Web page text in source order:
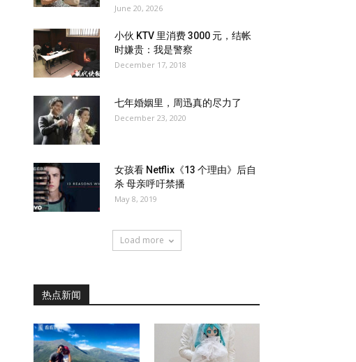
June 20, 2026
小伙 KTV 里消费 3000 元，结帐
时嫌贵：我是警察
December 17, 2018
七年婚姻里，周迅真的尽力了
December 23, 2020
女孩看 Netflix《13 个理由》后自
杀 母亲呼吁禁播
May 8, 2019
Load more
热点新闻